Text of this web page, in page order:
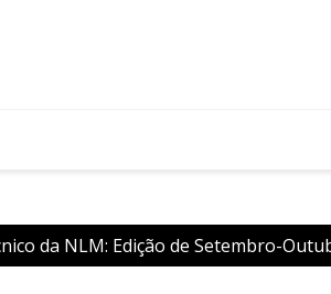
da NLM: Edição de Setembro-